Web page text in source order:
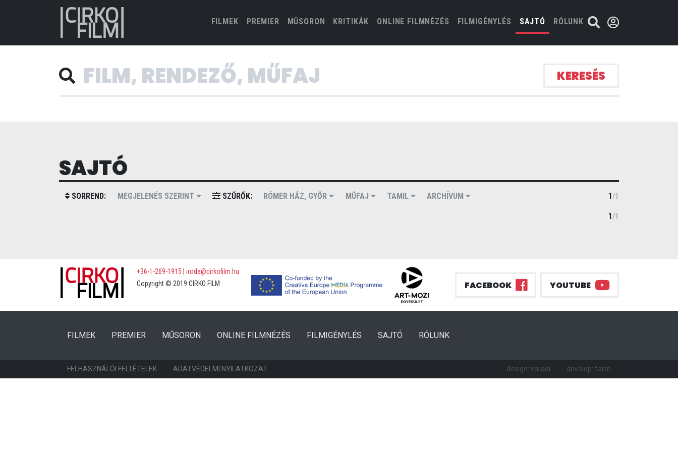
FILMEK(CURRENT)
PREMIER MŰSORON KRITIKÁK ONLINE FILMNÉZÉS FILMIGÉNYLÉS SAJTÓ RÓLUNK
KERESÉS
SAJTÓ
SORREND: MEGJELENÉS SZERINT SZŰRŐK: RÓMER HÁZ, GYŐR MŰFAJ TAMIL ARCHÍVUM 1/1
1/1
+36-1-269-1915
iroda@cirkofilm.hu
Copyright © 2019 CIRKO FILM
FACEBOOK YOUTUBE
FILMEK(CURRENT)
PREMIER (CURRENT)
MŰSORON ONLINE FILMNÉZÉS FILMIGÉNYLÉS SAJTÓ RÓLUNK
FELHASZNÁLÓI FELTÉTELEK ADATVÉDELMI NYILATKOZAT design: varadi develop: farm